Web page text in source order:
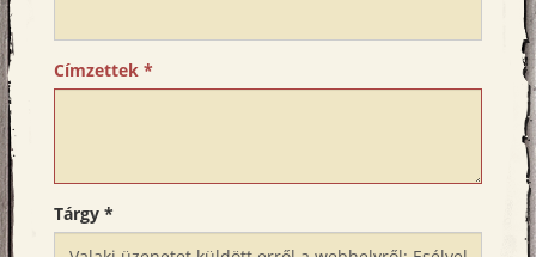
Címzettek *
Tárgy *